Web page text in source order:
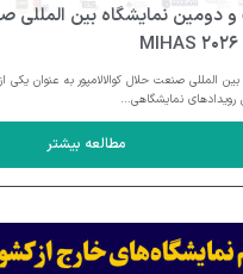
دومین نمایشگاه بین المللی
بین المللی صنعت حلال کوالالامپور به عنوان یکی
رویدادهای نمایشگاهی...
مطالعه بیشتر